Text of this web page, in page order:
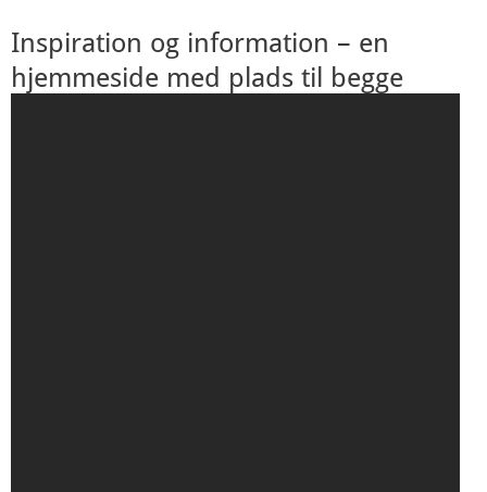
Inspiration og information – en
hjemmeside med plads til begge